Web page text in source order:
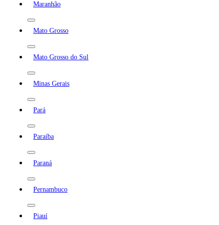
Maranhão
Mato Grosso
Mato Grosso do Sul
Minas Gerais
Pará
Paraíba
Paraná
Pernambuco
Piauí